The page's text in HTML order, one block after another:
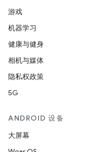
游戏
机器学习
健康与健身
相机与媒体
隐私权政策
5G
ANDROID 设备
大屏幕